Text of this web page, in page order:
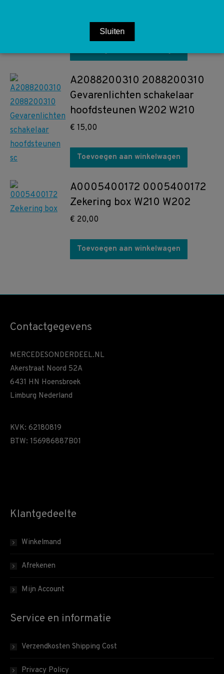
30,00
A2088200310 2088200310
Gevarenlichten schakelaar
hoofdsteunen W202 W210
€ 15,00
Toevoegen aan winkelwagen
A0005400172 0005400172
Zekering box W210 W202
€ 20,00
Toevoegen aan winkelwagen
Contactgegevens
MERCEDESONDERDEEL.NL
Akerstraat Noord 52A
6431 HN Hoensbroek
Limburg Nederland
KVK: 62180819
BTW: 156986887B01
Klantgedeelte
Winkelmand
Afrekenen
Mijn Account
Service en informatie
Verzendkosten Shipping Cost
Privacy Policy
Sluiten